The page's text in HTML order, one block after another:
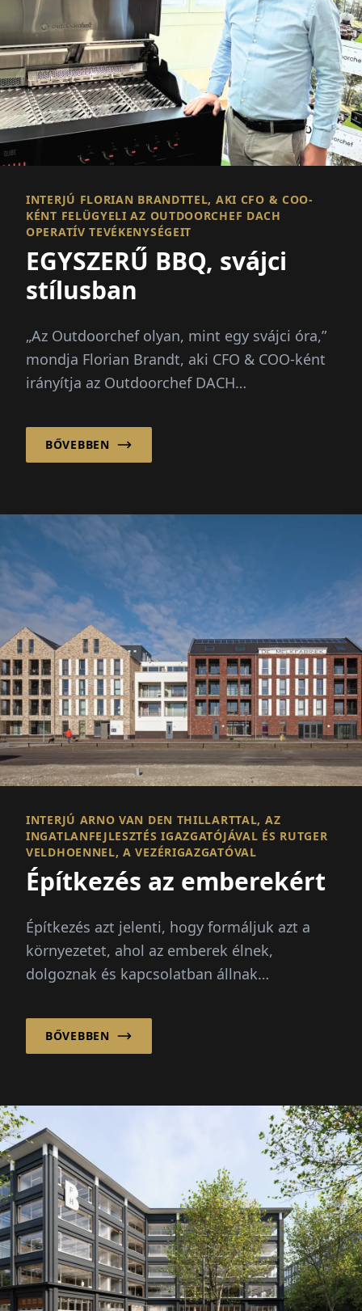
INTERJÚ FLORIAN BRANDTTEL, AKI CFO & COO-
KÉNT FELÜGYELI AZ OUTDOORCHEF DACH
OPERATÍV TEVÉKENYSÉGEIT
EGYSZERŰ BBQ, svájci
stílusban
„Az Outdoorchef olyan, mint egy svájci óra,”
mondja Florian Brandt, aki CFO & COO-ként
irányítja az Outdoorchef DACH
Németországból. „Précizitást, minőséget és
életstílust ötvöz...
BŐVEBBEN
INTERJÚ ARNO VAN DEN THILLARTTAL, AZ
INGATLANFEJLESZTÉS IGAZGATÓJÁVAL ÉS RUTGER
VELDHOENNEL, A VEZÉRIGAZGATÓVAL
Építkezés az emberekért
Építkezés azt jelenti, hogy formáljuk azt a
környezetet, ahol az emberek élnek,
dolgoznak és kapcsolatban állnak
építkezés többről szól, mint...
BŐVEBBEN